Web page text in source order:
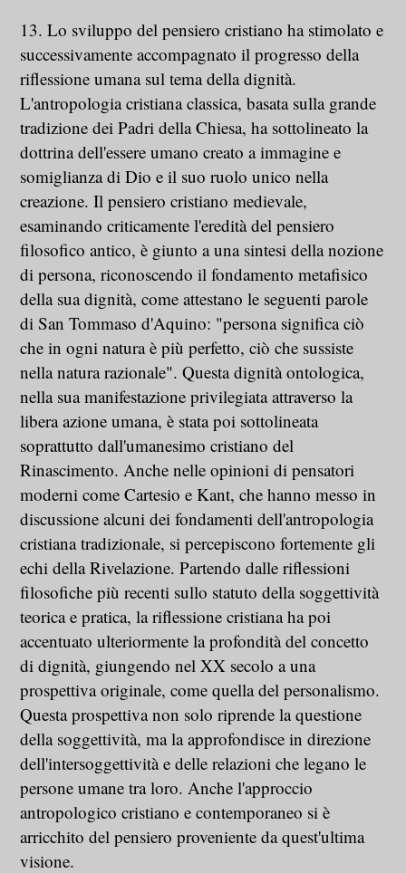
13. Lo sviluppo del pensiero cristiano ha stimolato e
successivamente accompagnato il progresso della
riflessione umana sul tema della dignità.
L'antropologia cristiana classica, basata sulla grande
tradizione dei Padri della Chiesa, ha sottolineato la
dottrina dell'essere umano creato a immagine e
somiglianza di Dio e il suo ruolo unico nella
creazione. Il pensiero cristiano medievale,
esaminando criticamente l'eredità del pensiero
filosofico antico, è giunto a una sintesi della nozione
di persona, riconoscendo il fondamento metafisico
della sua dignità, come attestano le seguenti parole
di San Tommaso d'Aquino: "persona significa ciò
che in ogni natura è più perfetto, ciò che sussiste
nella natura razionale". Questa dignità ontologica,
nella sua manifestazione privilegiata attraverso la
libera azione umana, è stata poi sottolineata
soprattutto dall'umanesimo cristiano del
Rinascimento. Anche nelle opinioni di pensatori
moderni come Cartesio e Kant, che hanno messo in
discussione alcuni dei fondamenti dell'antropologia
cristiana tradizionale, si percepiscono fortemente gli
echi della Rivelazione. Partendo dalle riflessioni
filosofiche più recenti sullo statuto della soggettività
teorica e pratica, la riflessione cristiana ha poi
accentuato ulteriormente la profondità del concetto
di dignità, giungendo nel XX secolo a una
prospettiva originale, come quella del personalismo.
Questa prospettiva non solo riprende la questione
della soggettività, ma la approfondisce in direzione
dell'intersoggettività e delle relazioni che legano le
persone umane tra loro. Anche l'approccio
antropologico cristiano e contemporaneo si è
arricchito del pensiero proveniente da quest'ultima
visione.